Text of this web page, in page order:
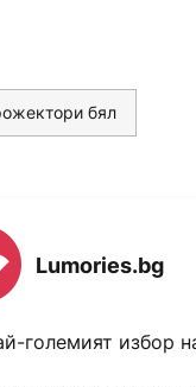
бял
Lumories.bg
големият избор